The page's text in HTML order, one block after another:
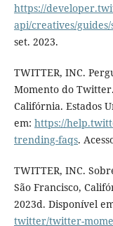
https://
api/creatives/
set. 2023.
TWITTER, INC.
Momento do
Califórnia. Estados
em: https://
trending-faqs.
TWITTER, INC.
São Francisco,
2023d. Disponível
twitter/twitter-